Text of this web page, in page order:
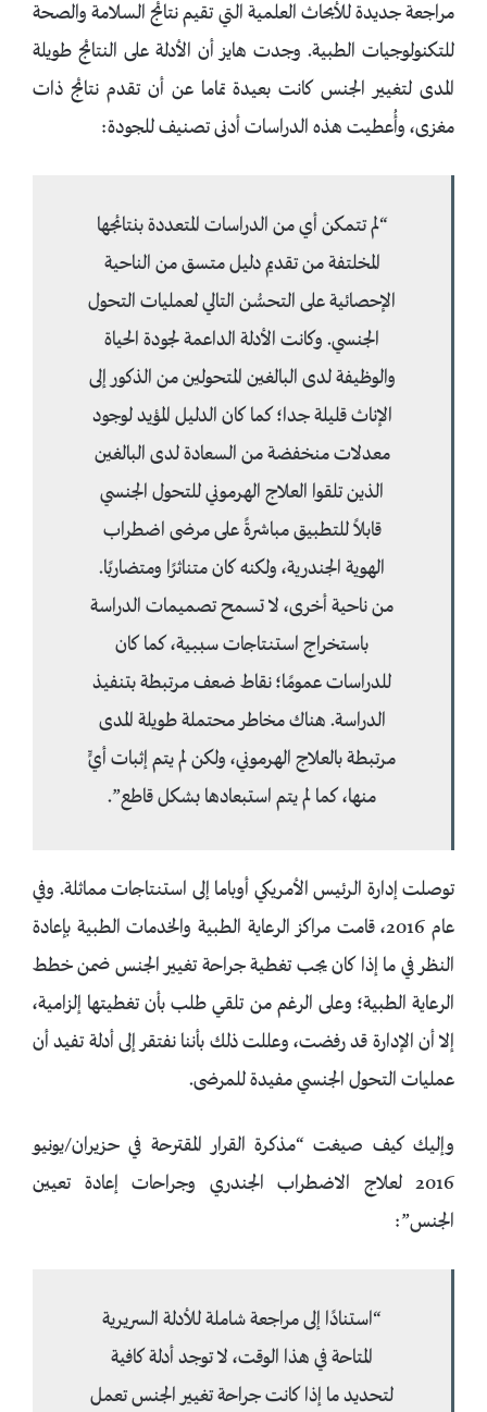
مراجعة جديدة للأبحاث العلمية التي تقيم نتائج السلامة والصحة
للتكنولوجيات الطبية. وجدت هايز أن الأدلة على النتائج طويلة
المدى لتغيير الجنس كانت بعيدة تماما عن أن تقدم نتائج ذات
مغزى، وأُعطيت هذه الدراسات أدنى تصنيف للجودة:
“لم تتمكن أي من الدراسات المتعددة بنتائجها
المخلتفة من تقديم دليل متسق من الناحية
الإحصائية على التحسُّن التالي لعمليات التحول
الجنسي. وكانت الأدلة الداعمة لجودة الحياة
والوظيفة لدى البالغين المتحولين من الذكور إلى
الإناث قليلة جدا؛ كما كان الدليل المؤيد لوجود
معدلات منخفضة من السعادة لدى البالغين
الذين تلقوا العلاج الهرموني للتحول الجنسي
قابلاً للتطبيق مباشرةً على مرضى اضطراب
الهوية الجندرية، ولكنه كان متناثرًا ومتضاربًا.
من ناحية أخرى، لا تسمح تصميمات الدراسة
باستخراج استنتاجات سببية، كما كان
للدراسات عمومًا؛ نقاط ضعف مرتبطة بتنفيذ
الدراسة. هناك مخاطر محتملة طويلة المدى
مرتبطة بالعلاج الهرموني، ولكن لم يتم إثبات أيٍّ
منها، كما لم يتم استبعادها بشكل قاطع”.
توصلت إدارة الرئيس الأمريكي أوباما إلى استنتاجات مماثلة. وفي
عام 2016، قامت مراكز الرعاية الطبية والخدمات الطبية بإعادة
النظر في ما إذا كان يجب تغطية جراحة تغيير الجنس ضمن خطط
الرعاية الطبية؛ وعلى الرغم من تلقي طلب بأن تغطيتها إلزامية،
إلا أن الإدارة قد رفضت، وعللت ذلك بأننا نفتقر إلى أدلة تفيد أن
عمليات التحول الجنسي مفيدة للمرضى.
وإليك كيف صيغت “مذكرة القرار المقترحة في حزيران/يونيو
2016 لعلاج الاضطراب الجندري وجراحات إعادة تعيين
الجنس”:
“استنادًا إلى مراجعة شاملة للأدلة السريرية
المتاحة في هذا الوقت، لا توجد أدلة كافية
لتحديد ما إذا كانت جراحة تغيير الجنس تعمل